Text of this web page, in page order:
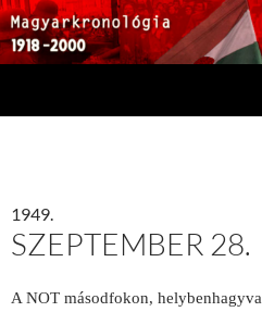
1949.
SZEPTEMBER 28.
A NOT másodfokon,